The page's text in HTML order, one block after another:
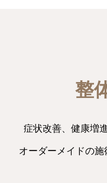
整
症状改善、健康増
オーダーメイドの施